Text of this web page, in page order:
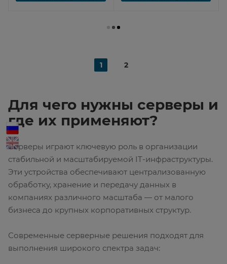
1 2
Для чего нужны серверы и
где их применяют?
Серверы играют ключевую роль в организации
стабильной и масштабируемой IT-инфраструктуры.
Эти устройства обеспечивают централизованную
обработку, хранение и передачу данных в
компаниях различного масштаба — от малого
бизнеса до крупных корпоративных структур.
Современные серверные решения подходят для
выполнения широкого спектра задач: